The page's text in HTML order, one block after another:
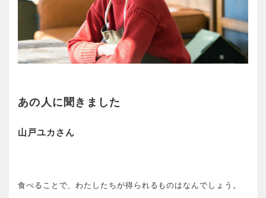
あの人に聞きました
山戸ユカさん
食べることで、わたしたちが得られるものはなんでしょう。